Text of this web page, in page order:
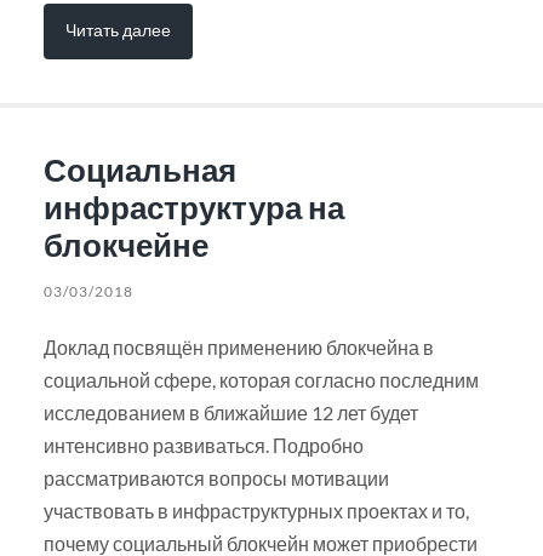
Читать далее
Социальная
инфраструктура на
блокчейне
03/03/2018
Доклад посвящён применению блокчейна в
социальной сфере, которая согласно последним
исследованием в ближайшие 12 лет будет
интенсивно развиваться. Подробно
рассматриваются вопросы мотивации
участвовать в инфраструктурных проектах и то,
почему социальный блокчейн может приобрести